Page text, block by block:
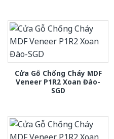
Cửa Gỗ Chống Cháy MDF
Veneer P1R2 Xoan Đào-
SGD